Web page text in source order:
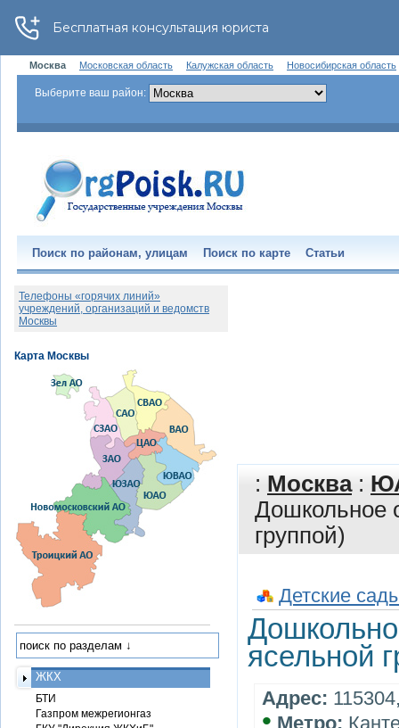
Москва Московская область Калужская область Новосибирская область
Выберите ваш район:
Поиск по районам, улицам Поиск по карте Статьи
: Москва:
Дошкольное
группой)
Детские
ясельной
Адрес:
• Метро:
Телефоны «горячих линий»
учреждений, организаций и ведомств
Москвы
ЖКХ
БТИ
Газпром межрегионгаз